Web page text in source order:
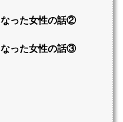
った女性の話②
った女性の話③